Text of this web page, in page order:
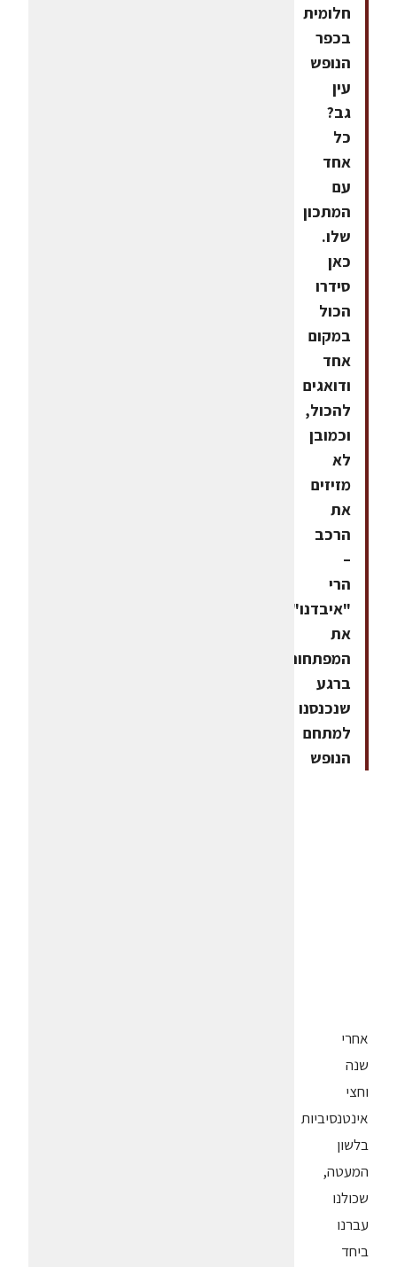
חלומית
בכפר
הנופש
עין
גב?
כל
אחד
עם
המתכון
שלו.
כאן
סידרו
הכול
במקום
אחד
ודואגים
להכול,
וכמובן
לא
מזיזים
את
הרכב
–
הרי
"איבדנו"
את
המפתחות
ברגע
שנכנסנו
למתחם
הנופש
אחרי
שנה
וחצי
אינטנסיביות
בלשון
המעטה,
שכולנו
עברנו
ביחד